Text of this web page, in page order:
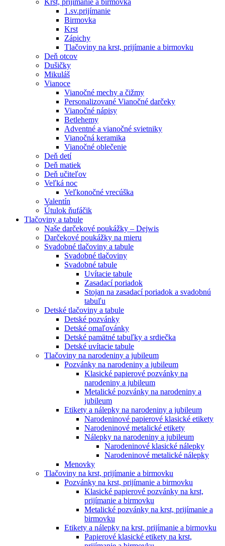
Krst, prijímanie a birmovka
1.sv.prijímanie
Birmovka
Krst
Zápichy
Tlačoviny na krst, prijímanie a birmovku
Deň otcov
Dušičky
Mikuláš
Vianoce
Vianočné mechy a čižmy
Personalizované Vianočné darčeky
Vianočné nápisy
Betlehemy
Adventné a vianočné svietniky
Vianočná keramika
Vianočné oblečenie
Deň detí
Deň matiek
Deň učiteľov
Veľká noc
Veľkonočné vrecúška
Valentín
Útulok ňufáčik
Tlačoviny a tabule
Naše darčekové poukážky – Dejwis
Darčekové poukážky na mieru
Svadobné tlačoviny a tabule
Svadobné tlačoviny
Svadobné tabule
Uvítacie tabule
Zasadací poriadok
Stojan na zasadací poriadok a svadobnú
tabuľu
Detské tlačoviny a tabule
Detské pozvánky
Detské omaľovánky
Detské pamätné tabuľky a srdiečka
Detské uvítacie tabule
Tlačoviny na narodeniny a jubileum
Pozvánky na narodeniny a jubileum
Klasické papierové pozvánky na
narodeniny a jubileum
Metalické pozvánky na narodeniny a
jubileum
Etikety a nálepky na narodeniny a jubileum
Narodeninové papierové klasické etikety
Narodeninové metalické etikety
Nálepky na narodeniny a jubileum
Narodeninové klasické nálepky
Narodeninové metalické nálepky
Menovky
Tlačoviny na krst, prijímanie a birmovku
Pozvánky na krst, prijímanie a birmovku
Klasické papierové pozvánky na krst,
prijímanie a birmovku
Metalické pozvánky na krst, prijímanie a
birmovku
Etikety a nálepky na krst, prijímanie a birmovku
Papierové klasické etikety na krst,